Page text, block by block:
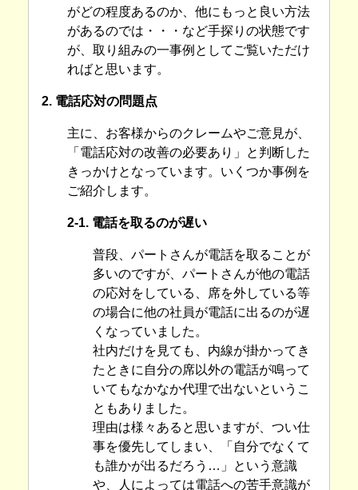
がどの程度あるのか、他にもっと良い方法
があるのでは・・・など手探りの状態です
が、取り組みの一事例としてご覧いただけ
ればと思います。
2. 電話応対の問題点
主に、お客様からのクレームやご意見が、
「電話応対の改善の必要あり」と判断した
きっかけとなっています。いくつか事例を
ご紹介します。
2-1. 電話を取るのが遅い
普段、パートさんが電話を取ることが
多いのですが、パートさんが他の電話
の応対をしている、席を外している等
の場合に他の社員が電話に出るのが遅
くなっていました。
社内だけを見ても、内線が掛かってき
たときに自分の席以外の電話が鳴って
いてもなかなか代理で出ないというこ
ともありました。
理由は様々あると思いますが、つい仕
事を優先してしまい、「自分でなくて
も誰かが出るだろう…」という意識
や、人によっては電話への苦手意識が